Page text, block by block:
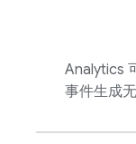
Analytics
事件生成